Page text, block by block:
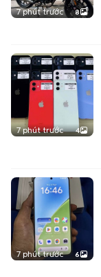
7 phút trước 8
7 phút trước 4
7 phút trước 6